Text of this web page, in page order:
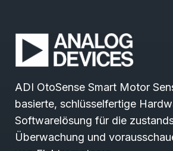
ADI OtoSense Smart Motor
basierte, schlüsselfertige
Softwarelösung für die
Überwachung und